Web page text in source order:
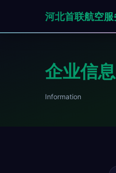
企业信息
Information